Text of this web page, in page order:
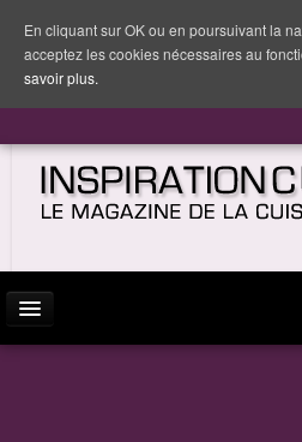
En cliquant sur OK ou en poursuivant la
acceptez les cookies nécessaires au
savoir plus.